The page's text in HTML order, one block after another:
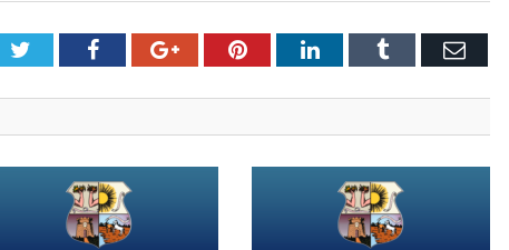
TwitterFacebookGoogle+PinterestLinkedInTumblr Email